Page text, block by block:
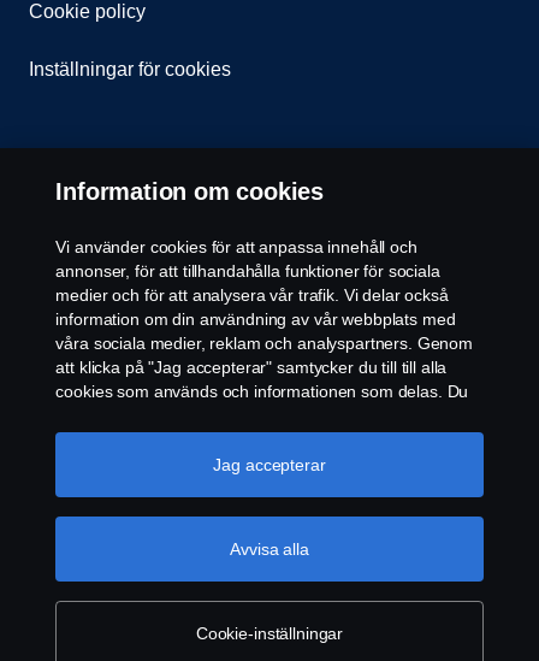
Cookie policy
Inställningar för cookies
© Copyright Scania 2026 All rights reserved. Scania
CV AB (publ), SE-572 36 Oskarshamn, Sweden,
Tel: +46-491 76 50 00
Information om cookies
Vi använder cookies för att anpassa innehåll och
annonser, för att tillhandahålla funktioner för sociala
medier och för att analysera vår trafik. Vi delar också
information om din användning av vår webbplats med
våra sociala medier, reklam och analyspartners. Genom
att klicka på "Jag accepterar" samtycker du till till alla
cookies som används och informationen som delas. Du
"Cookie-inställningar" och välja de kategorier du vill
acceptera. För en mer detaljerad förklaring av hur vi
Cookie-inställningar
Avvisa alla
Jag accepterar